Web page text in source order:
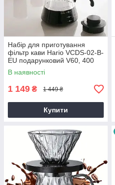
Набір для приготування
фільтр кави Hario VCDS-02-B-
EU подарунковий V60, 400
мл, для любителів кави, з 4-х
предметів
В наявності
1 149 ₴ 1 449 ₴
Купити